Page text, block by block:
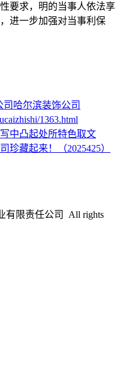
要求，明的当事人依法享
进一步加强对当事利保
司 哈尔滨装饰公司
1363.html
中凸起处所特色取文
珍藏起来！（2025425）
有限责任公司 All rights